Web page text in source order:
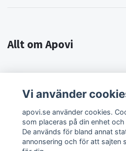
Allt om Apovi
Om Apovi
Sociala medier
Vi använder
apovi.se använder cookies.
som placeras på din enhet
De används för bland annat
annonsering och för att sajten